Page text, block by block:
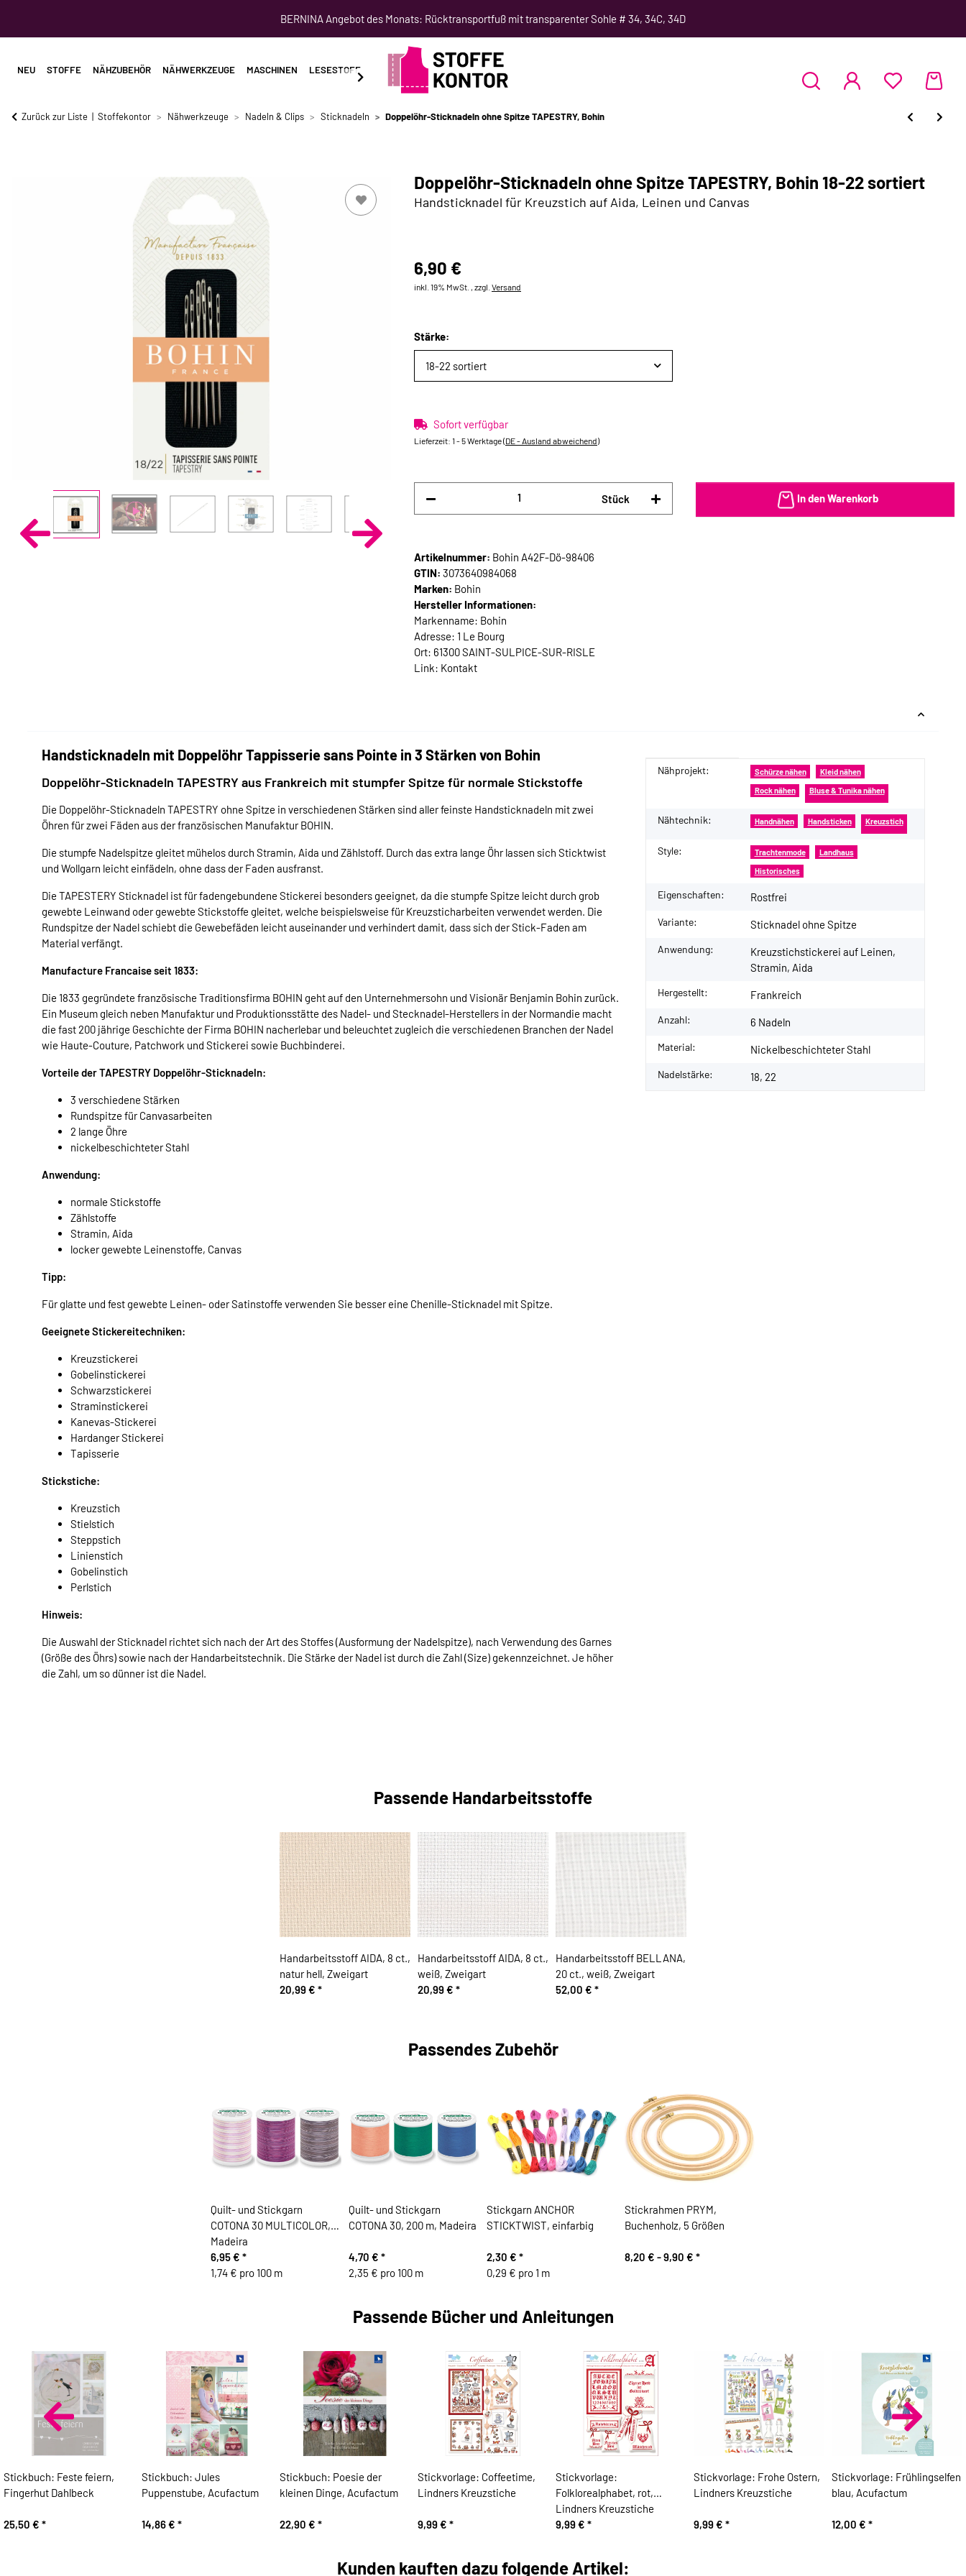
BERNINA Angebot des Monats: Rücktransportfuß mit transparenter Sohle # 34, 34C, 34D
NEU STOFFE NÄHZUBEHÖR NÄHWERKZEUGE MASCHINEN LESESTOFF SCHNITTMUSTER NÄHKURSE
Zurück zur Liste Stoffekontor Nähwerkzeuge Nadeln & Clips Sticknadeln Doppelöhr-Sticknadeln ohne Spitze TAPESTRY, Bohin
Doppelöhr-Sticknadeln ohne Spitze TAPESTRY, Bohin 18-22 sortiert
Handsticknadel für Kreuzstich auf Aida, Leinen und Canvas
6,90 €
inkl. 19% MwSt. , zzgl. Versand
Stärke:
18-22 sortiert
Sofort verfügbar
Lieferzeit: 1 - 5 Werktage(DE - Ausland abweichend)
Stück In den Warenkorb
Artikelnummer: Bohin A42F-Dö-98406
GTIN: 3073640984068
Marken: Bohin
Hersteller Informationen:
Markenname: Bohin
Adresse: 1 Le Bourg
Ort: 61300 SAINT-SULPICE-SUR-RISLE
Link: Kontakt
Handsticknadeln mit Doppelöhr Tappisserie sans Pointe in 3 Stärken von Bohin
Doppelöhr-Sticknadeln TAPESTRY aus Frankreich mit stumpfer Spitze für normale Stickstoffe
Die Doppelöhr-Sticknadeln TAPESTRY ohne Spitze in verschiedenen Stärken sind aller feinste Handsticknadeln mit zwei
Öhren für zwei Fäden aus der französischen Manufaktur BOHIN.
Die stumpfe Nadelspitze gleitet mühelos durch Stramin, Aida und Zählstoff. Durch das extra lange Öhr lassen sich Sticktwist
und Wollgarn leicht einfädeln, ohne dass der Faden ausfranst.
Die TAPESTERY Sticknadel ist für fadengebundene Stickerei besonders geeignet, da die stumpfe Spitze leicht durch grob
gewebte Leinwand oder gewebte Stickstoffe gleitet, welche beispielsweise für Kreuzsticharbeiten verwendet werden. Die
Rundspitze der Nadel schiebt die Gewebefäden leicht auseinander und verhindert damit, dass sich der Stick-Faden am
Material verfängt.
Manufacture Francaise seit 1833:
Die 1833 gegründete französische Traditionsfirma BOHIN geht auf den Unternehmersohn und Visionär Benjamin Bohin zurück.
Ein Museum gleich neben Manufaktur und Produktionsstätte des Nadel- und Stecknadel-Herstellers in der Normandie macht
die fast 200 jährige Geschichte der Firma BOHIN nacherlebar und beleuchtet zugleich die verschiedenen Branchen der Nadel
wie Haute-Couture, Patchwork und Stickerei sowie Buchbinderei.
Vorteile der TAPESTRY Doppelöhr-Sticknadeln:
3 verschiedene Stärken
Rundspitze für Canvasarbeiten
2 lange Öhre
nickelbeschichteter Stahl
Anwendung:
normale Stickstoffe
Zählstoffe
Stramin, Aida
locker gewebte Leinenstoffe, Canvas
Tipp:
Für glatte und fest gewebte Leinen- oder Satinstoffe verwenden Sie besser eine Chenille-Sticknadel mit Spitze.
Geeignete Stickereitechniken:
Kreuzstickerei
Gobelinstickerei
Schwarzstickerei
Straminstickerei
Kanevas-Stickerei
Hardanger Stickerei
Tapisserie
Stickstiche:
Kreuzstich
Stielstich
Steppstich
Linienstich
Gobelinstich
Perlstich
Hinweis:
Die Auswahl der Sticknadel richtet sich nach der Art des Stoffes (Ausformung der Nadelspitze), nach Verwendung des Garnes
(Größe des Öhrs) sowie nach der Handarbeitstechnik. Die Stärke der Nadel ist durch die Zahl (Size) gekennzeichnet. Je höher
die Zahl, um so dünner ist die Nadel.
Produkteigenschaft
Wert
Nähprojekt: Schürze nähen Kleid nähen
Rock nähen Bluse & Tunika nähen
Nähtechnik: Handnähen Handsticken Kreuzstich
Style: Trachtenmode Landhaus
Historisches
Eigenschaften: Rostfrei
Variante: Sticknadel ohne Spitze
Anwendung:
Kreuzstichstickerei auf Leinen,
Stramin, Aida
Hergestellt: Frankreich
Anzahl: 6 Nadeln
Material: Nickelbeschichteter Stahl
Nadelstärke: 18, 22
Passende Handarbeitsstoffe
Handarbeitsstoff AIDA, 8 ct.,
natur hell, Zweigart
20,99 € *
Handarbeitsstoff AIDA, 8 ct.,
weiß, Zweigart
20,99 € *
Handarbeitsstoff BELLANA,
20 ct., weiß, Zweigart
52,00 € *
Passendes Zubehör
Quilt- und Stickgarn
COTONA 30 MULTICOLOR,
Madeira
6,95 € *
1,74 € pro 100 m
Quilt- und Stickgarn
COTONA 30, 200 m, Madeira
4,70 € *
2,35 € pro 100 m
Stickgarn ANCHOR
STICKTWIST, einfarbig
2,30 € *
0,29 € pro 1 m
Stickrahmen PRYM,
Buchenholz, 5 Größen
8,20 € -9,90 € *
Passende Bücher und Anleitungen
Stickbuch: Feste feiern,
Fingerhut Dahlbeck
25,50 € *
Stickbuch: Jules
Puppenstube, Acufactum
14,86 € *
Stickbuch: Poesie der
kleinen Dinge, Acufactum
22,90 € *
Stickvorlage: Coffeetime,
Lindners Kreuzstiche
9,99 € *
Stickvorlage:
Folklorealphabet, rot,
Lindners Kreuzstiche
9,99 € *
Stickvorlage: Frohe Ostern,
Lindners Kreuzstiche
9,99 € *
Stickvorlage: Frühlingselfen
blau, Acufactum
12,00 € *
Kunden kauften dazu folgende Artikel: